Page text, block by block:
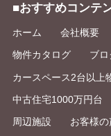
■おすすめコンテ
ホーム 会社概要
物件カタログ ブロ
カースペース2台以上
中古住宅1000万円台
周辺施設 お客様の